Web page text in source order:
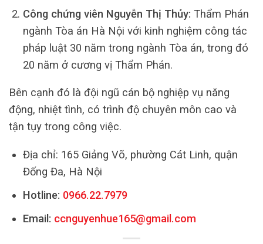
Công chứng viên Nguyễn Thị Thủy: Thẩm Phán
ngành Tòa án Hà Nội với kinh nghiệm công tác
pháp luật 30 năm trong ngành Tòa án, trong đó
20 năm ở cương vị Thẩm Phán.
Bên cạnh đó là đội ngũ cán bộ nghiệp vụ năng
động, nhiệt tình, có trình độ chuyên môn cao và
tận tụy trong công việc.
Địa chỉ: 165 Giảng Võ, phường Cát Linh, quận
Đống Đa, Hà Nội
Hotline: 0966.22.7979
Email: ccnguyenhue165@gmail.com